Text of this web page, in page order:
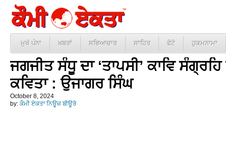
ਮੁਖੱ ਪੰਨਾ ਖ਼ਬਰਾਂ ਸਭਿਆਚਾਰ ਸਾਹਿਤ ਫੋਟੋ ਹੁਕਮਨਾਮਾ
ਜਗਜੀਤ ਸੰਧੂ ਦਾ ‘ਤਾਪਸੀ’ ਕਾਵਿ
ਕਵਿਤਾ : ਉਜਾਗਰ ਸਿੰਘ
October 8, 2024
by: ਕੌਮੀ ਏਕਤਾ ਨਿਊਜ਼ ਬੀਊਰੋ